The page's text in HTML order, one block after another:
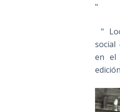
"
"
social
en el